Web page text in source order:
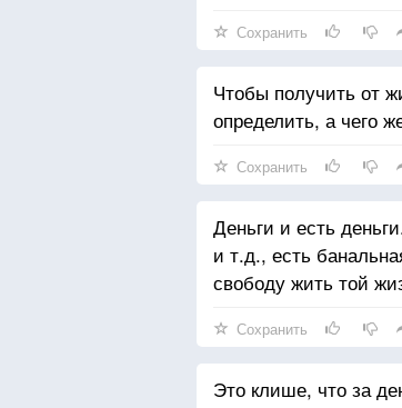
относиться к ним
сегодня!
Сохранить
Чтобы получить от
определить, а чего
Сохранить
Деньги и есть
и т.д., есть
свободу жить той
Сохранить
Это клише, что за